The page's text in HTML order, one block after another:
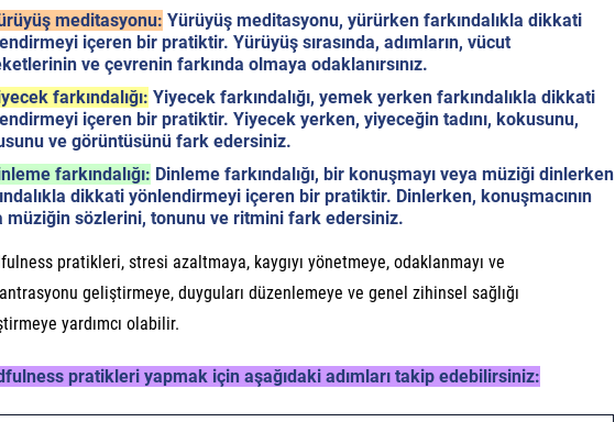
meditasyonu: Yürüyüş meditasyonu, yürürken farkındalıkla dikkati
içeren bir pratiktir. Yürüyüş sırasında, adımların, vücut
ve çevrenin farkında olmaya odaklanırsınız.
farkındalığı: Yiyecek farkındalığı, yemek yerken farkındalıkla dikkati
içeren bir pratiktir. Yiyecek yerken, yiyeceğin tadını, kokusunu,
ve görüntüsünü fark edersiniz.
farkındalığı: Dinleme farkındalığı, bir konuşmayı veya müziği dinlerken
dikkati yönlendirmeyi içeren bir pratiktir. Dinlerken, konuşmacının
müziğin sözlerini, tonunu ve ritmini fark edersiniz.
pratikleri, stresi azaltmaya, kaygıyı yönetmeye, odaklanmayı ve
geliştirmeye, duyguları düzenlemeye ve genel zihinsel sağlığı
yardımcı olabilir.
pratikleri yapmak için aşağıdaki adımları takip edebilirsiniz: